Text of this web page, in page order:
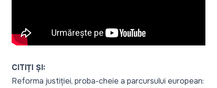
CITIȚI ȘI:
Reforma justiției, proba-cheie a parcursului european: